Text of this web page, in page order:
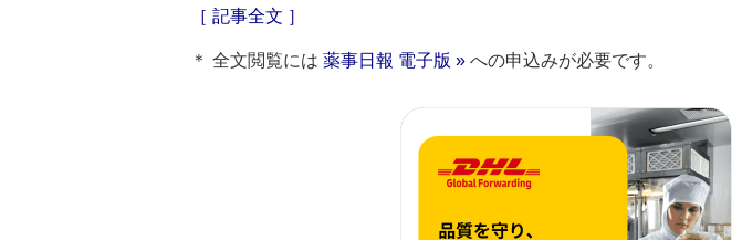
［ 記事全文 ］
＊ 全文閲覧には 薬事日報 電子版 » への申込みが必要です。